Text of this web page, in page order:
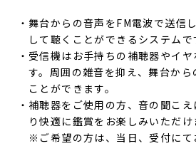
舞台からの音声をFM電波で送信
して聴くことができるシステムで
受信機はお手持ちの補聴器やイ
す。周囲の雑音を抑え、舞台から
ことができます。
補聴器をご使用の方、音の聞こ
り快適に鑑賞をお楽しみいただけ
※ご希望の方は、当日、受付にて